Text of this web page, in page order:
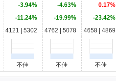
-3.94% -4.63% 0.17%
-11.24% -19.99% -23.42%
4121 | 5302 4762 | 5078 4658 | 4869
不佳 不佳 不佳